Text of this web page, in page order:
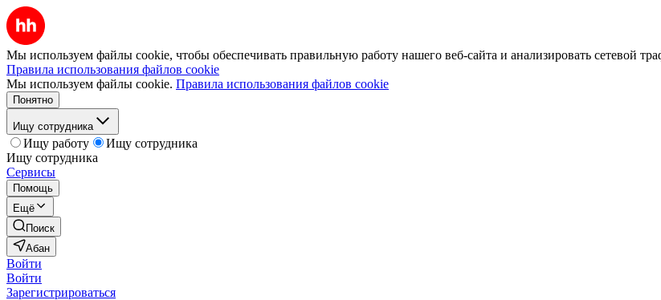
Мы используем файлы cookie, чтобы обеспечивать правильную работу нашего веб-сайта и анализировать сетевой
Правила использования файлов cookie
Мы используем файлы cookie. Правила использования файлов cookie
Понятно
Ищу сотрудника
Ищу работу
Ищу сотрудника
Ищу сотрудника
Сервисы
Помощь
Ещё
Поиск
Абан
Войти
Войти
Зарегистрироваться